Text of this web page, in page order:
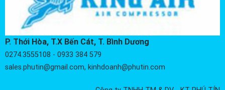
P. Thới Hòa, T.X Bến Cát, T. Bình Dương
0274.3555108 - 0933 384 579
sales.phutin@gmail.com, kinhdoanh@phutin.com